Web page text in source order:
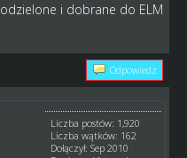
i dobrane do ELM
Odpowiedz
Liczba postów: 1,920
Liczba wątków: 162
Dołączył: Sep 2010